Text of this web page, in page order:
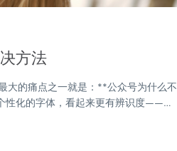
方法
大的痛点之一就是：**公众号为什么不
性化的字体，看起来更有辨识度——…